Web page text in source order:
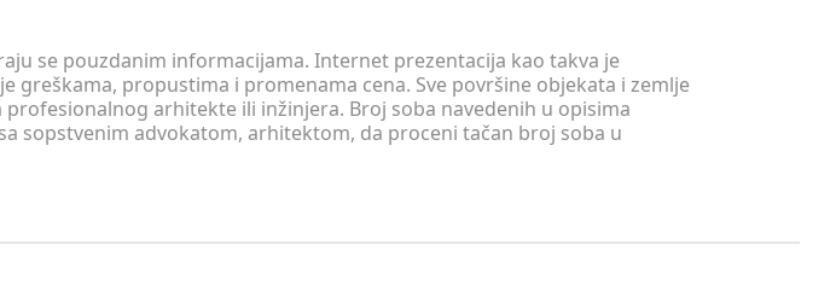
se pouzdanim informacijama. Internet prezentacija kao takva je
propustima i promenama cena. Sve površine objekata i zemlje
arhitekte ili inžinjera. Broj soba navedenih u opisima
sopstvenim advokatom, arhitektom, da proceni tačan broj soba u